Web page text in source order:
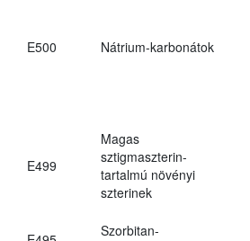
E500 Nátrium-karbonátok
E499
Magas
sztigmaszterin-
tartalmú növényi
szterinek
Szorbitan-